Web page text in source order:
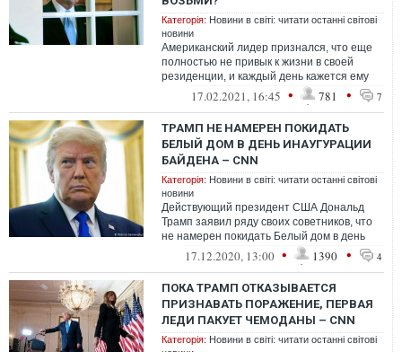
Категорія: Новини в світі: читати останні світові
новини
Американский лидер признался, что еще
полностью не привык к жизни в своей
резиденции, и каждый день кажется ему
удивительным.
17.02.2021, 16:45 • 781 • 7
ТРАМП НЕ НАМЕРЕН ПОКИДАТЬ
БЕЛЫЙ ДОМ В ДЕНЬ ИНАУГУРАЦИИ
БАЙДЕНА – CNN
Категорія: Новини в світі: читати останні світові
новини
Действующий президент США Дональд
Трамп заявил ряду своих советников, что
не намерен покидать Белый дом в день
инаугурации избранного президента Джо
17.12.2020, 13:00 • 1390 • 4
ПОКА ТРАМП ОТКАЗЫВАЕТСЯ
ПРИЗНАВАТЬ ПОРАЖЕНИЕ, ПЕРВАЯ
ЛЕДИ ПАКУЕТ ЧЕМОДАНЫ – CNN
Категорія: Новини в світі: читати останні світові